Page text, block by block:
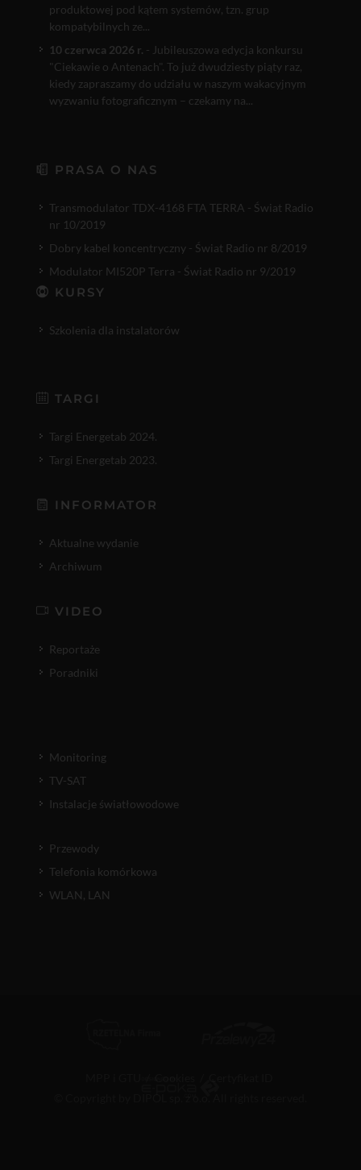
produktowej pod kątem systemów, tzn. grup
kompatybilnych ze...
10 czerwca 2026 r. - Jubileuszowa edycja konkursu
"Ciekawie o Antenach". To już dwudziesty piąty raz,
kiedy zapraszamy do udziału w naszym wakacyjnym
wyzwaniu fotograficznym – czekamy na...
PRASA O NAS
Transmodulator TDX-4168 FTA TERRA - Świat Radio
nr 10/2019
Dobry kabel koncentryczny - Świat Radio nr 8/2019
Modulator MI520P Terra - Świat Radio nr 9/2019
KURSY
Szkolenia dla instalatorów
TARGI
Targi Energetab 2024.
Targi Energetab 2023.
INFORMATOR
Aktualne wydanie
Archiwum
VIDEO
Reportaże
Poradniki
Monitoring
TV-SAT
Instalacje światłowodowe
Przewody
Telefonia komórkowa
WLAN, LAN